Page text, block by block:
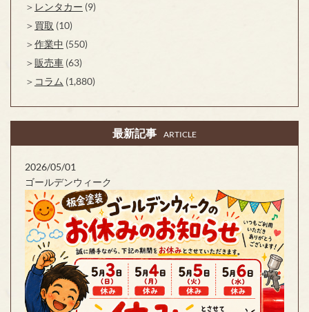
レンタカー (9)
買取 (10)
作業中 (550)
販売車 (63)
コラム (1,880)
最新記事 ARTICLE
2026/05/01
ゴールデンウィーク